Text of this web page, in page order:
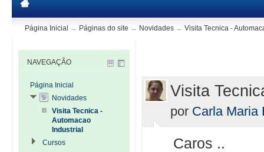
Página Inicial → Páginas do site → Novidades → Visita Tecnica -
Visita
por Carla Maria
Caros ..
NAVEGAÇÃO
Página Inicial
Novidades
Visita Tecnica -
Automacao
Industrial
Cursos